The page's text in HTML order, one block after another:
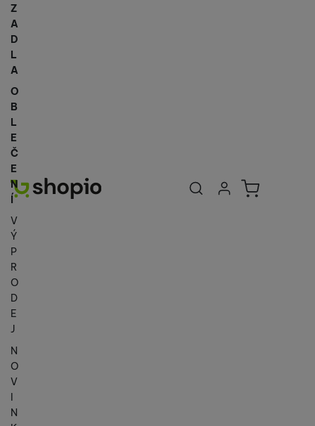
Uživatelská
Přihlásit se
Košík
Z
A
D
L
A
O
B
L
E
Č
E
N
Í
V
Ý
P
R
O
D
E
J
N
O
V
I
N